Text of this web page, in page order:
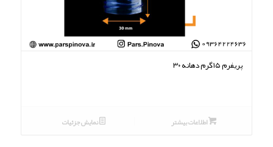
پریفرم ۱۵گرم دهانه ۳۰
اطلاعات بیشتر نمایش جزئیات